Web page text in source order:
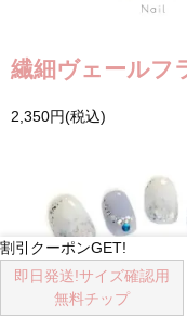
繊細ヴェールフ
2,350円(税込)
割引クーポンGET!
即日発送!サイズ確認用
無料チップ